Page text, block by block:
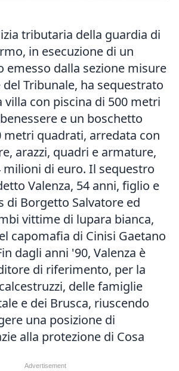
tributaria della guardia di
in esecuzione di un
emesso dalla sezione misure
Tribunale, ha sequestrato
villa con piscina di 500 metri
e un boschetto
metri quadrati, arredata con
arazzi, quadri e armature,
milioni di euro. Il sequestro
Valenza, 54 anni, figlio e
di Borgetto Salvatore ed
vittime di lupara bianca,
capomafia di Cinisi Gaetano
dagli anni '90, Valenza è
di riferimento, per la
delle famiglie
e dei Brusca, riuscendo
una posizione di
alla protezione di Cosa